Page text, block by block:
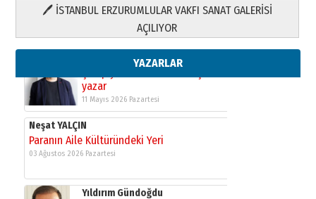
🖊 İSTANBUL ERZURUMLULAR VAKFI SANAT GALERİSİ
AÇILIYOR
YAZARLAR
Yusuf POLAT
Şampiyonluk Sebahattin Şirin’e
yazar
11 Mayıs 2026 Pazartesi
Neşat YALÇIN
Paranın Aile Kültüründeki Yeri
03 Ağustos 2026 Pazartesi
Yıldırım Gündoğdu
09 Temmuz 2026 Perşembe